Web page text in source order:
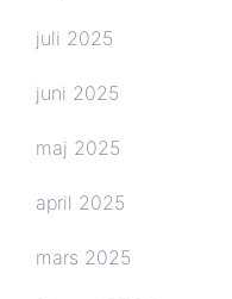
juli 2025
juni 2025
maj 2025
april 2025
mars 2025